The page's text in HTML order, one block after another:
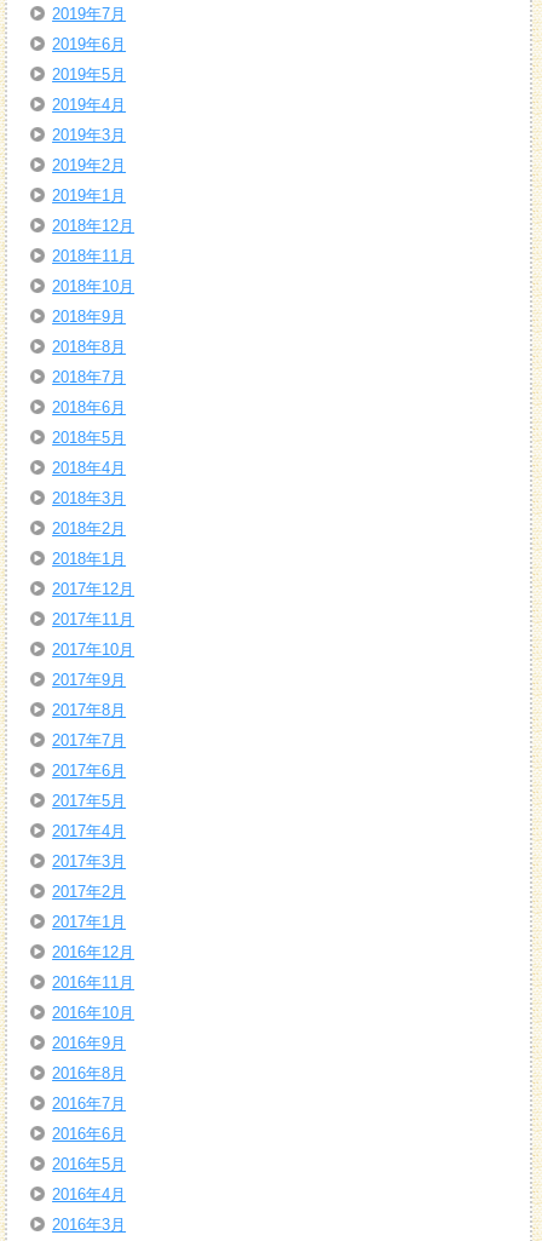
2019年7月
2019年6月
2019年5月
2019年4月
2019年3月
2019年2月
2019年1月
2018年12月
2018年11月
2018年10月
2018年9月
2018年8月
2018年7月
2018年6月
2018年5月
2018年4月
2018年3月
2018年2月
2018年1月
2017年12月
2017年11月
2017年10月
2017年9月
2017年8月
2017年7月
2017年6月
2017年5月
2017年4月
2017年3月
2017年2月
2017年1月
2016年12月
2016年11月
2016年10月
2016年9月
2016年8月
2016年7月
2016年6月
2016年5月
2016年4月
2016年3月